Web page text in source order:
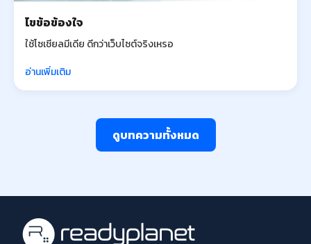
ไขข้อข้องใจ
ใช้โซเชียลมีเดีย ดีกว่าเว็บไซต์จริงเหรอ
อ่านเพิ่มเติม
ดูบทความทั้งหมด